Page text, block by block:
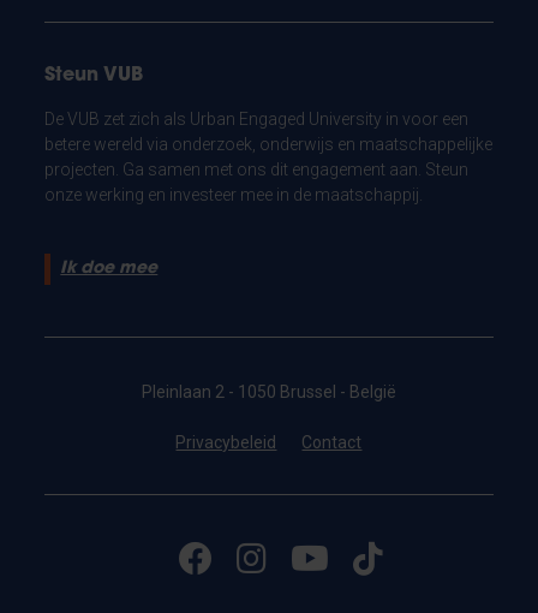
Steun VUB
De VUB zet zich als Urban Engaged University in voor een
betere wereld via onderzoek, onderwijs en maatschappelijke
projecten. Ga samen met ons dit engagement aan. Steun
onze werking en investeer mee in de maatschappij.
Ik doe mee
Pleinlaan 2 - 1050 Brussel - België
Privacybeleid Contact